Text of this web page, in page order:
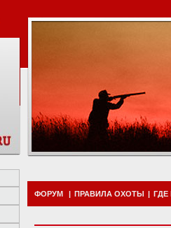
ФОРУМ | ПРАВИЛА ОХОТЫ | ГДЕ